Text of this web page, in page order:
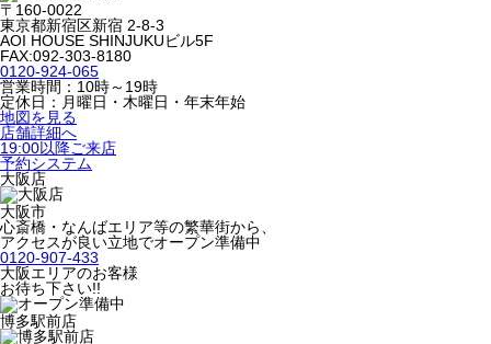
〒160-0022
東京都新宿区新宿 2-8-3
AOI HOUSE SHINJUKUビル5F
FAX:092-303-8180
0120-924-065
営業時間：10時～19時
定休日：月曜日・木曜日・年末年始
地図を見る
店舗詳細へ
19:00以降ご来店
予約システム
大阪店
大阪市
心斎橋・なんばエリア等の繁華街から、
アクセスが良い立地でオープン準備中
0120-907-433
大阪エリアのお客様
お待ち下さい!!
博多駅前店